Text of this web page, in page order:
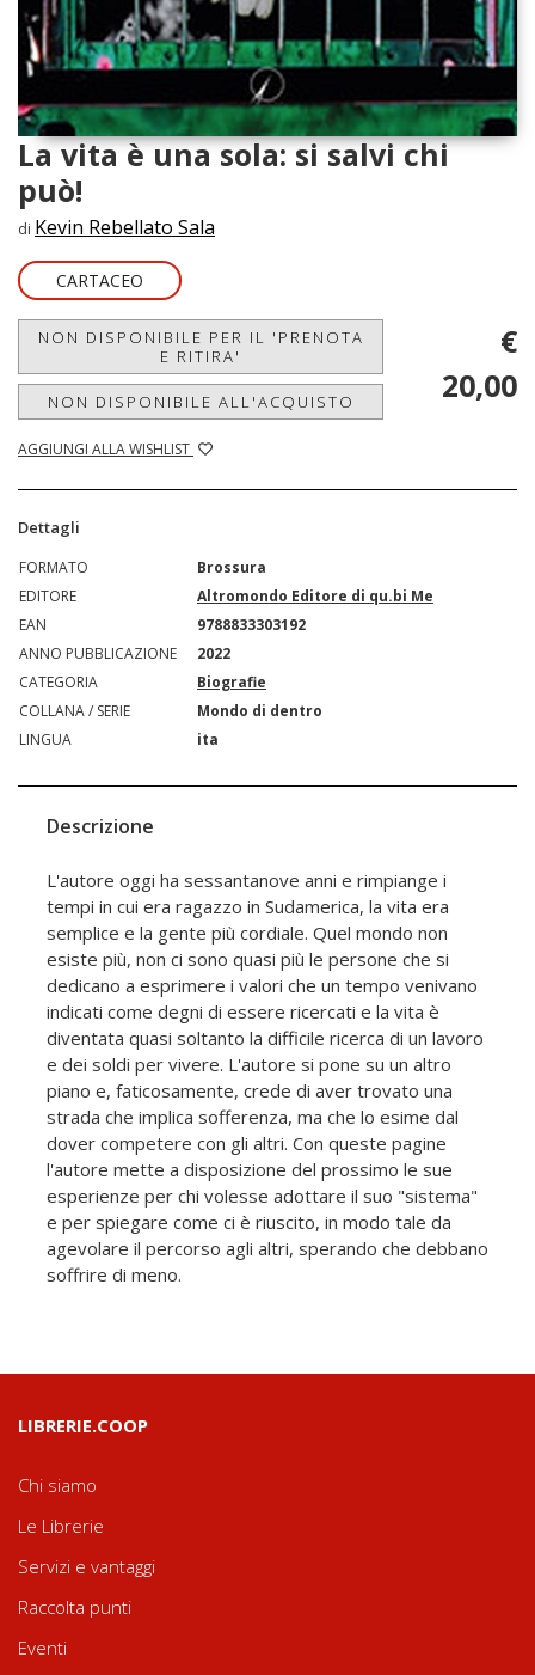
La vita è una sola: si salvi chi
può!
di Kevin Rebellato Sala
CARTACEO
NON DISPONIBILE PER IL 'PRENOTA
E RITIRA'
NON DISPONIBILE ALL'ACQUISTO
AGGIUNGI ALLA WISHLIST
€
20,00
Dettagli
FORMATO
Brossura
EDITORE
Altromondo Editore di qu.bi Me
EAN
9788833303192
ANNO PUBBLICAZIONE
2022
CATEGORIA
Biografie
COLLANA / SERIE
Mondo di dentro
LINGUA
ita
Descrizione
L'autore oggi ha sessantanove anni e rimpiange i
tempi in cui era ragazzo in Sudamerica, la vita era
semplice e la gente più cordiale. Quel mondo non
esiste più, non ci sono quasi più le persone che si
dedicano a esprimere i valori che un tempo venivano
indicati come degni di essere ricercati e la vita è
diventata quasi soltanto la difficile ricerca di un lavoro
e dei soldi per vivere. L'autore si pone su un altro
piano e, faticosamente, crede di aver trovato una
strada che implica sofferenza, ma che lo esime dal
dover competere con gli altri. Con queste pagine
l'autore mette a disposizione del prossimo le sue
esperienze per chi volesse adottare il suo "sistema"
e per spiegare come ci è riuscito, in modo tale da
agevolare il percorso agli altri, sperando che debbano
soffrire di meno.
LIBRERIE.COOP
Chi siamo
Le Librerie
Servizi e vantaggi
Raccolta punti
Eventi